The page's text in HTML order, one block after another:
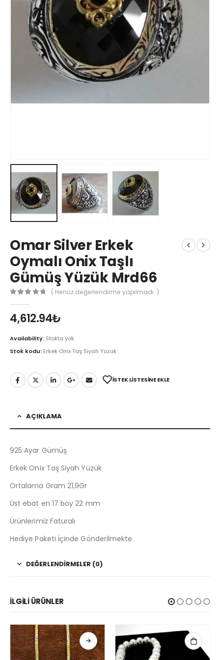
Omar Silver Erkek
Oymalı Onix Taşlı
Gümüş Yüzük Mrd66
( Henüz değerlendirme yapılmadı. )
4,612.94₺
Availability: Stokta yok
Stok kodu: Erkek Onix Taş Siyah Yüzük
İSTEK LISTESINE EKLE
AÇIKLAMA
925 Ayar Gümüş
Erkek Onix Taş Siyah Yüzük
Ortalama Gram 21,9Gr
Üst ebat en 17 boy 22 mm
Ürünlerimiz Faturalı
Hediye Paketi İçinde Gönderilmekte
DEĞERLENDIRMELER (0)
İLGILI ÜRÜNLER